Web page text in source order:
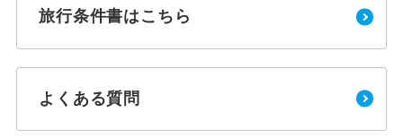
旅行条件書はこちら
よくある質問